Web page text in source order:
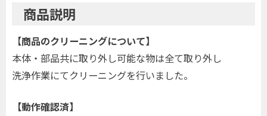
商品説明
【商品のクリーニングについて】
本体・部品共に取り外し可能な物は全て取り外し
洗浄作業にてクリーニングを行いました。
【動作確認済】